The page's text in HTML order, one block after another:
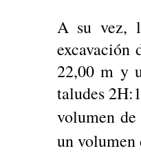
A su vez,
excavación
22,00 m y
taludes
volumen
un volumen